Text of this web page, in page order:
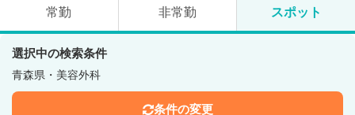
常勤 非常勤 スポット
選択中の検索条件
青森県・美容外科
条件の変更